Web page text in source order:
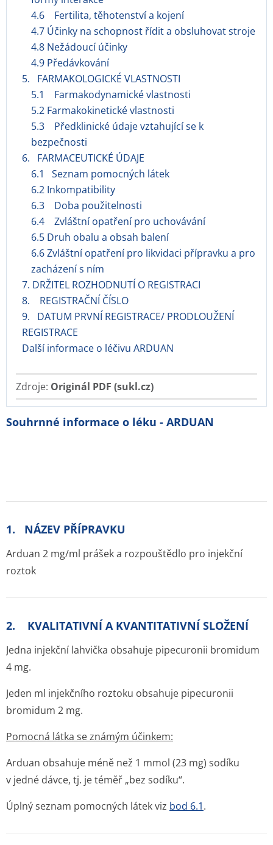
4.6 Fertilita, těhotenství a kojení
4.7 Účinky na schopnost řídit a obsluhovat stroje
4.8 Nežádoucí účinky
4.9 Předávkování
5. FARMAKOLOGICKÉ VLASTNOSTI
5.1 Farmakodynamické vlastnosti
5.2 Farmakokinetické vlastnosti
5.3 Předklinické údaje vztahující se k
bezpečnosti
6. FARMACEUTICKÉ ÚDAJE
6.1 Seznam pomocných látek
6.2 Inkompatibility
6.3 Doba použitelnosti
6.4 Zvláštní opatření pro uchovávání
6.5 Druh obalu a obsah balení
6.6 Zvláštní opatření pro likvidaci přípravku a pro
zacházení s ním
7. DRŽITEL ROZHODNUTÍ O REGISTRACI
8. REGISTRAČNÍ ČÍSLO
9. DATUM PRVNÍ REGISTRACE/ PRODLOUŽENÍ
REGISTRACE
Další informace o léčivu ARDUAN
Zdroje: Originál PDF (sukl.cz)
Souhrnné informace o léku - ARDUAN
1. NÁZEV PŘÍPRAVKU
Arduan 2 mg/ml prášek a rozpouštědlo pro injekční
roztok
2. KVALITATIVNÍ A KVANTITATIVNÍ SLOŽENÍ
Jedna injekční lahvička obsahuje pipecuronii bromidum
4 mg.
Jeden ml injekčního roztoku obsahuje pipecuronii
bromidum 2 mg.
Pomocná látka se známým účinkem:
Arduan obsahuje méně než 1 mmol (23 mg) sodíku
v jedné dávce, tj. je téměř „bez sodíku“.
Úplný seznam pomocných látek viz bod 6.1.